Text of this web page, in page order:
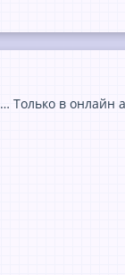
Только в онлайн